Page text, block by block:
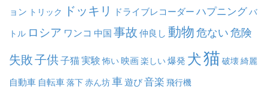
ョン トリック ドッキリ ドライブレコーダー ハプニング バ
トル ロシア ワンコ 中国 事故 仲良し 動物 危ない 危険
失敗子供子猫実験 怖い映画楽しい爆発 犬猫 破壊綺麗
自動車 自転車落下赤ん坊車遊び音楽 飛行機